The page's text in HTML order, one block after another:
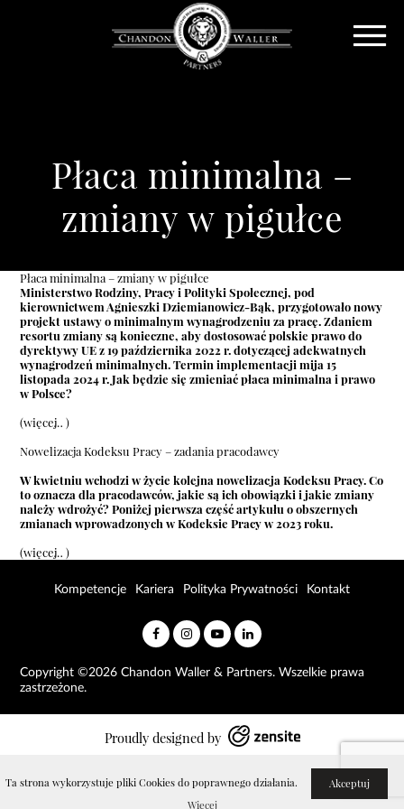
Ta strona wykorzystuje pliki Cookies do poprawnego działania.
Akceptuj
Więcej
Płaca minimalna –
zmiany w pigułce
Płaca minimalna – zmiany w pigułce
Ministerstwo Rodziny, Pracy i Polityki Społecznej, pod
kierownictwem Agnieszki Dziemianowicz-Bąk, przygotowało nowy
projekt ustawy o minimalnym wynagrodzeniu za pracę. Zdaniem
resortu zmiany są konieczne, aby dostosować polskie prawo do
dyrektywy UE z 19 października 2022 r. dotyczącej adekwatnych
wynagrodzeń minimalnych. Termin implementacji mija 15
listopada 2024 r. Jak będzie się zmieniać płaca minimalna i prawo
w Polsce?
(więcej…)
Nowelizacja Kodeksu Pracy – zadania pracodawcy
W kwietniu wchodzi w życie kolejna nowelizacja Kodeksu Pracy. Co
to oznacza dla pracodawców, jakie są ich obowiązki i jakie zmiany
należy wdrożyć? Poniżej pierwsza część artykułu o obszernych
zmianach wprowadzonych w Kodeksie Pracy w 2023 roku.
(więcej…)
Copyright ©2026 Chandon Waller & Partners. Wszelkie prawa
zastrzeżone.
Kompetencje Kariera Polityka Prywatności Kontakt
Proudly designed by